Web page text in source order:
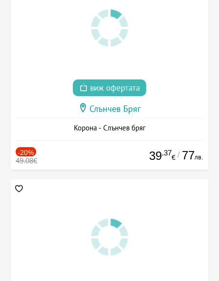
виж офертата
Слънчев Бряг
Корона - Слънчев бряг
-20%
49.08€ 39.37
€ / 77лв.